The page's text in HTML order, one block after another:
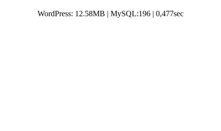
WordPress: 12.58MB | MySQL:196 | 0,477sec